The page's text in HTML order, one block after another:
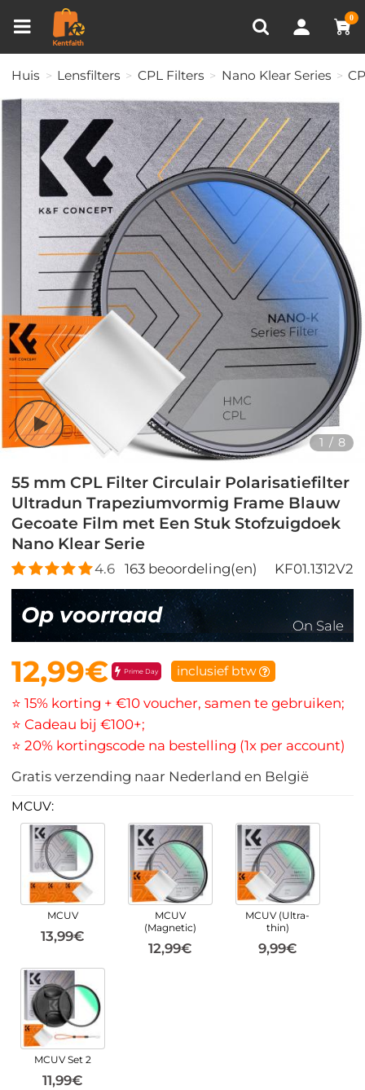
0
RECENT BEKEKEN
Huis Lensfilters CPL Filters Nano Klear Series
1 / 8
55 mm CPL Filter Circulair Polarisatiefilter
Ultradun Trapeziumvormig Frame Blauw
Gecoate Film met Een Stuk Stofzuigdoek
Nano Klear Serie
4.6 163beoordeling(en) KF01.1312V2
Op voorraad On Sale
12,99€ Prime Day inclusief btw
⭐ 15% korting + €10 voucher, samen te gebruiken;
⭐ Cadeau bij €100+;
⭐ 20% kortingscode na bestelling (1x per account)
Gratis verzending naar Nederland en België
MCUV:
MCUV
13,99€
MCUV
(Magnetic)
12,99€
MCUV (Ultra-
thin)
9,99€
MCUV Set 2
11,99€